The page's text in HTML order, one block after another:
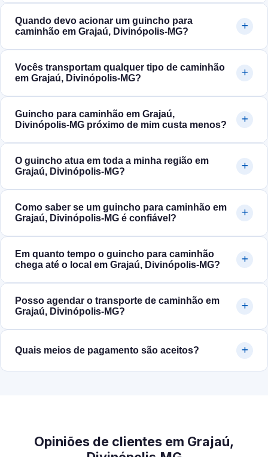
Quando devo acionar um guincho para
caminhão em Grajaú, Divinópolis‑MG?
Vocês transportam qualquer tipo de caminhão
em Grajaú, Divinópolis‑MG?
Guincho para caminhão em Grajaú,
Divinópolis‑MG próximo de mim custa menos?
O guincho atua em toda a minha região em
Grajaú, Divinópolis‑MG?
Como saber se um guincho para caminhão em
Grajaú, Divinópolis‑MG é confiável?
Em quanto tempo o guincho para caminhão
chega até o local em Grajaú, Divinópolis‑MG?
Posso agendar o transporte de caminhão em
Grajaú, Divinópolis‑MG?
Quais meios de pagamento são aceitos?
Opiniões de clientes em Grajaú,